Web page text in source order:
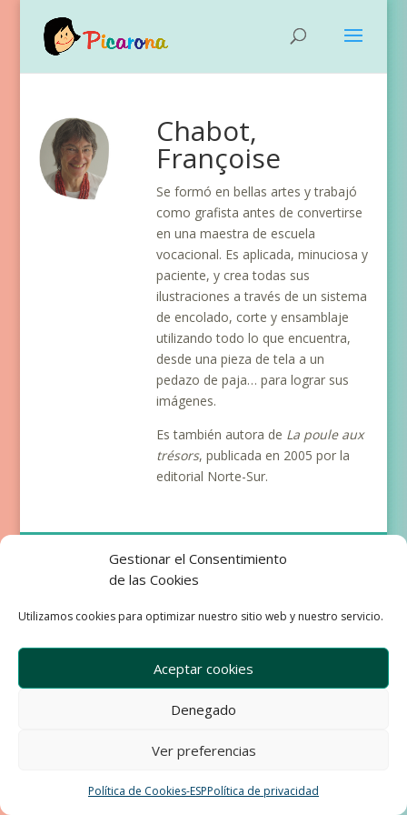
Gestionar el Consentimiento
de las Cookies
Utilizamos cookies para optimizar nuestro sitio web y nuestro servicio.
Aceptar cookies
Denegado
Ver preferencias
Política de Cookies-ESPPolítica de privacidad
Chabot,
Françoise
Se formó en bellas artes y trabajó
como grafista antes de convertirse
en una maestra de escuela
vocacional. Es aplicada, minuciosa y
paciente, y crea todas sus
ilustraciones a través de un sistema
de encolado, corte y ensamblaje
utilizando todo lo que encuentra,
desde una pieza de tela a un
pedazo de paja… para lograr sus
imágenes.
Es también autora de La poule aux
trésors, publicada en 2005 por la
editorial Norte-Sur.
Empresa
Aviso Legal
Condiciones de Venta